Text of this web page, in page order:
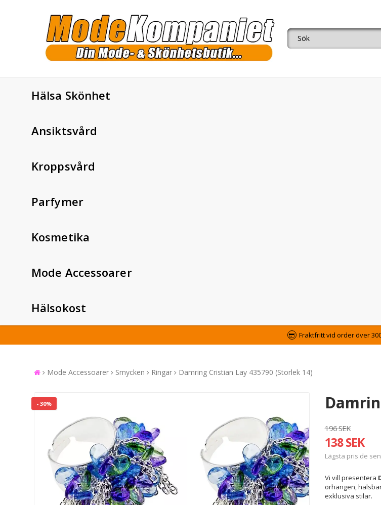
Hälsa Skönhet
Ansiktsvård
Kroppsvård
Parfymer
Kosmetika
Mode Accessoarer
Hälsokost
Fraktfritt vid order över
Mode Accessoarer Smycken Ringar Damring Cristian Lay 435790 (Storlek 14)
- 30%
196 SEK
138 SEK
Lägsta pris de
Vi vill presentera
örhängen,
exklusiva stilar.